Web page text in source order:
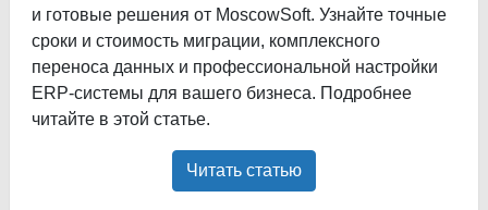
и готовые решения от MoscowSoft. Узнайте точные
сроки и стоимость миграции, комплексного
переноса данных и профессиональной настройки
ERP-системы для вашего бизнеса. Подробнее
читайте в этой статье.
Читать статью